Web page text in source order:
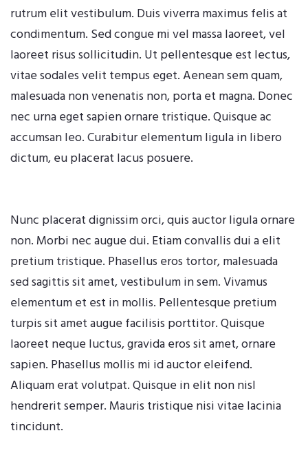
rutrum elit vestibulum. Duis viverra maximus felis at
condimentum. Sed congue mi vel massa laoreet, vel
laoreet risus sollicitudin. Ut pellentesque est lectus,
vitae sodales velit tempus eget. Aenean sem quam,
malesuada non venenatis non, porta et magna. Donec
nec urna eget sapien ornare tristique. Quisque ac
accumsan leo. Curabitur elementum ligula in libero
dictum, eu placerat lacus posuere.
Nunc placerat dignissim orci, quis auctor ligula ornare
non. Morbi nec augue dui. Etiam convallis dui a elit
pretium tristique. Phasellus eros tortor, malesuada
sed sagittis sit amet, vestibulum in sem. Vivamus
elementum et est in mollis. Pellentesque pretium
turpis sit amet augue facilisis porttitor. Quisque
laoreet neque luctus, gravida eros sit amet, ornare
sapien. Phasellus mollis mi id auctor eleifend.
Aliquam erat volutpat. Quisque in elit non nisl
hendrerit semper. Mauris tristique nisi vitae lacinia
tincidunt.